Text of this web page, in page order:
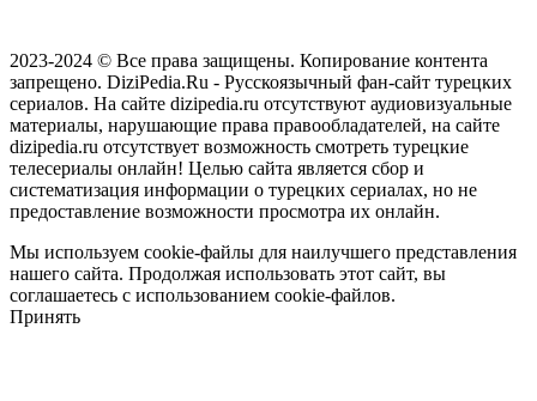
2023-2024 © Все права защищены. Копирование контента
запрещено. DiziPedia.Ru - Русскоязычный фан-сайт турецких
сериалов. На сайте dizipedia.ru отсутствуют аудиовизуальные
материалы, нарушающие права правообладателей, на сайте
dizipedia.ru отсутствует возможность смотреть турецкие
телесериалы онлайн! Целью сайта является сбор и
систематизация информации о турецких сериалах, но не
предоставление возможности просмотра их онлайн.
Мы используем cookie-файлы для наилучшего представления
нашего сайта. Продолжая использовать этот сайт, вы
соглашаетесь с использованием cookie-файлов.
Принять